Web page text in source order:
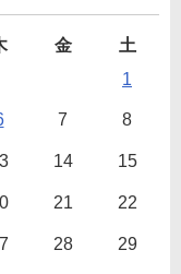
金
土
1
7 8
14 15
21 22
28 29